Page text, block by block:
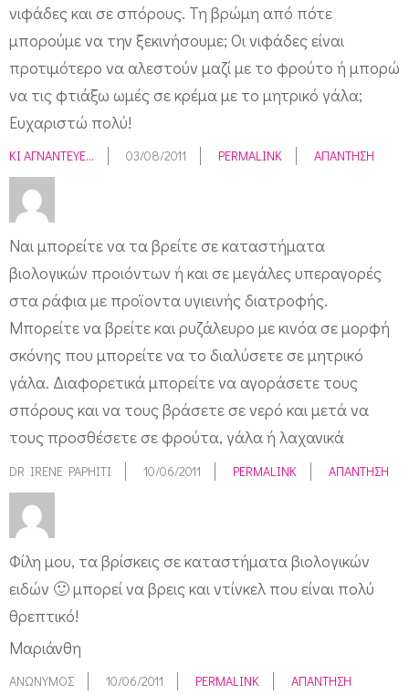
νιφάδες και σε σπόρους. Τη βρώμη από πότε
μπορούμε να την ξεκινήσουμε; Οι νιφάδες είναι
προτιμότερο να αλεστούν μαζί με το φρούτο ή μπορώ
να τις φτιάξω ωμές σε κρέμα με το μητρικό γάλα;
Ευχαριστώ πολύ!
ΚΙ ΑΓΝΆΝΤΕΥΕ... 03/08/2011 PERMALINK ΑΠΆΝΤΗΣΗ
Ναι μπορείτε να τα βρείτε σε καταστήματα
βιολογικών προιόντων ή και σε μεγάλες υπεραγορές
στα ράφια με προϊοντα υγιεινής διατροφής.
Μπορείτε να βρείτε και ρυζάλευρο με κινόα σε μορφή
σκόνης που μπορείτε να το διαλύσετε σε μητρικό
γάλα. Διαφορετικά μπορείτε να αγοράσετε τους
σπόρους και να τους βράσετε σε νερό και μετά να
τους προσθέσετε σε φρούτα, γάλα ή λαχανικά
DR IRENE PAPHITI 10/06/2011 PERMALINK ΑΠΆΝΤΗΣΗ
Φίλη μου, τα βρίσκεις σε καταστήματα βιολογικών
ειδών 🙂 μπορεί να βρεις και ντίνκελ που είναι πολύ
θρεπτικό!
Μαριάνθη
ΑΝΏΝΥΜΟΣ 10/06/2011 PERMALINK ΑΠΆΝΤΗΣΗ